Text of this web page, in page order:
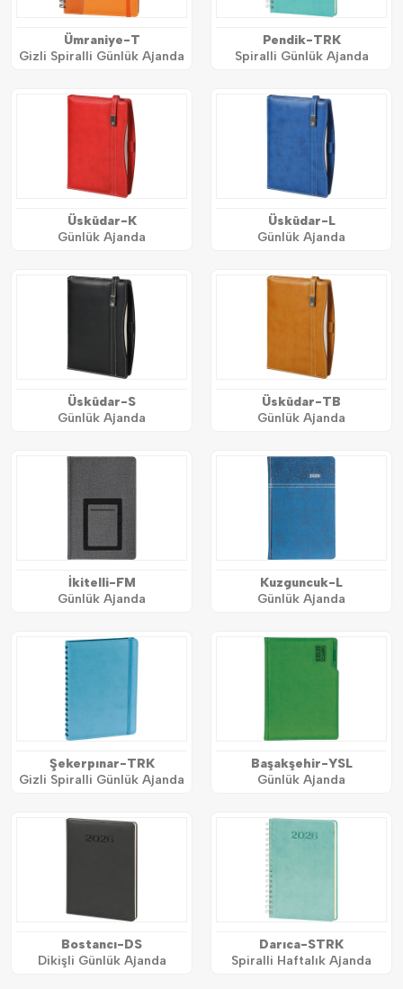
Ümraniye-T
Gizli Spiralli Günlük Ajanda
Pendik-TRK
Spiralli Günlük Ajanda
Üsküdar-K
Günlük Ajanda
Üsküdar-L
Günlük Ajanda
Üsküdar-S
Günlük Ajanda
Üsküdar-TB
Günlük Ajanda
İkitelli-FM
Günlük Ajanda
Kuzguncuk-L
Günlük Ajanda
Şekerpınar-TRK
Gizli Spiralli Günlük Ajanda
Başakşehir-YSL
Günlük Ajanda
Bostancı-DS
Dikişli Günlük Ajanda
Darıca-STRK
Spiralli Haftalık Ajanda